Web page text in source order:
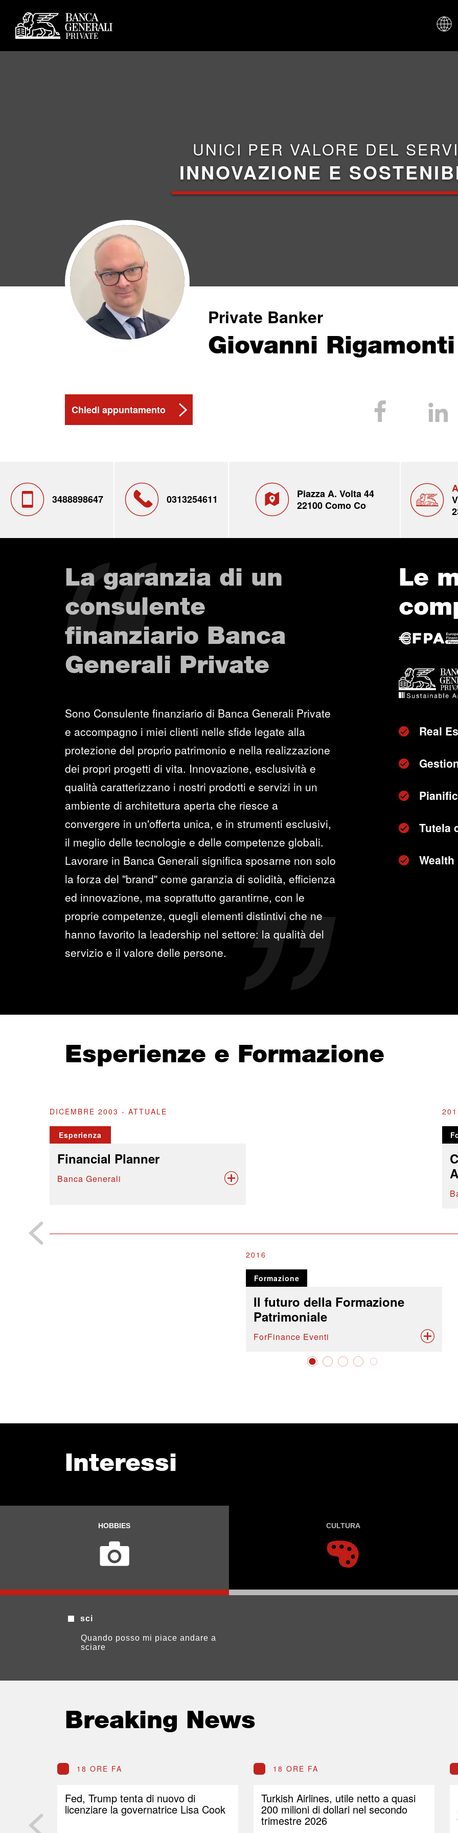
UNICI PER VALORE DEL
INNOVAZIONE E
Private Banker
Giovanni Rigamonti
Chiedi appuntamento
3488898647 0313254611
Piazza A. Volta 44
22100 Como Co
La garanzia di un
consulente
finanziario Banca
Generali Private
Sono Consulente finanziario di Banca Generali Private
e accompagno i miei clienti nelle sfide legate alla
protezione del proprio patrimonio e nella realizzazione
dei propri progetti di vita. Innovazione, esclusività e
qualità caratterizzano i nostri prodotti e servizi in un
ambiente di architettura aperta che riesce a
convergere in un'offerta unica, e in strumenti esclusivi,
il meglio delle tecnologie e delle competenze globali.
Lavorare in Banca Generali significa sposarne non solo
la forza del "brand" come garanzia di solidità, efficienza
ed innovazione, ma soprattutto garantirne, con le
proprie competenze, quegli elementi distintivi che ne
hanno favorito la leadership nel settore: la qualità del
servizio e il valore delle persone.
Le
Real
Tutela
Esperienze e Formazione
DICEMBRE 2003 - ATTUALE
Esperienza
Financial Planner
Banca Generali
2016
Formazione
Il futuro della Formazione
Patrimoniale
ForFinance Eventi
Interessi
HOBBIES CULTURA
sci
Quando posso mi piace andare a
sciare
Breaking News
18 ORE FA
Fed, Trump tenta di nuovo di
licenziare la governatrice Lisa Cook
18 ORE FA
Turkish Airlines, utile netto a quasi
200 milioni di dollari nel secondo
trimestre 2026